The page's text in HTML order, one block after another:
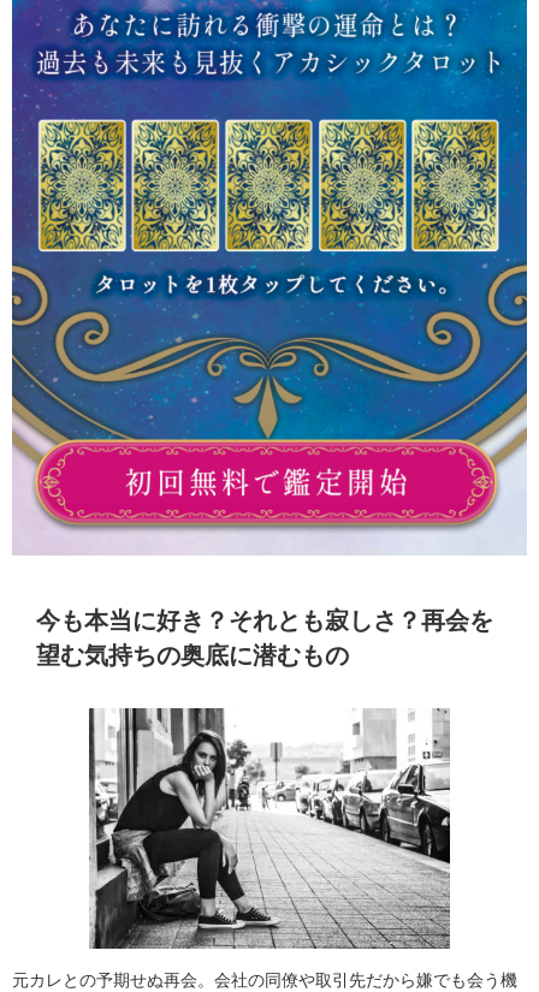
今も本当に好き？それとも寂しさ？再会を
望む気持ちの奥底に潜むもの
元カレとの予期せぬ再会。会社の同僚や取引先だから嫌でも会う機